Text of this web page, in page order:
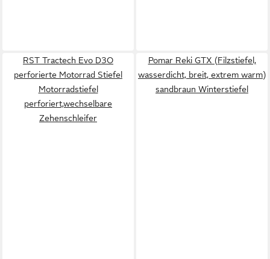
RST Tractech Evo D3O
perforierte Motorrad Stiefel
Motorradstiefel
perforiert,wechselbare
Zehenschleifer
Pomar Reki GTX (Filzstiefel,
wasserdicht, breit, extrem warm)
sandbraun Winterstiefel